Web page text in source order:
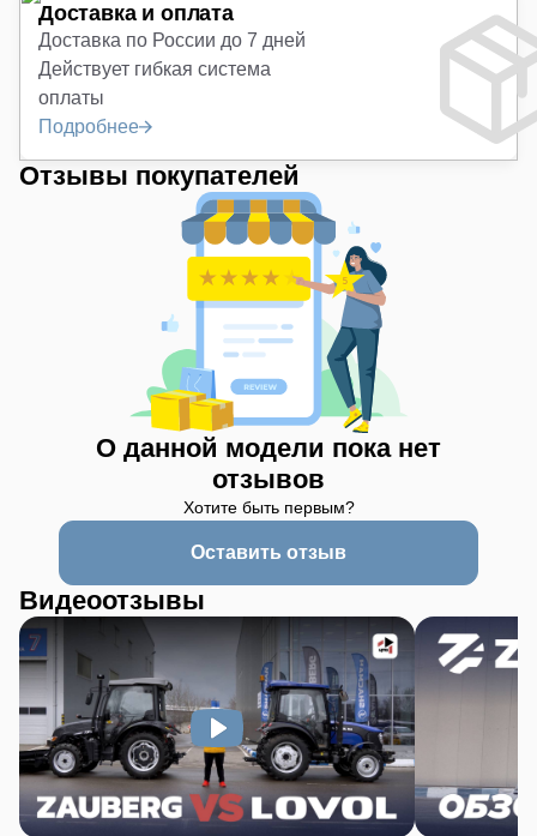
Доставка и оплата
Доставка по России до 7 дней
Действует гибкая система
оплаты
Подробнее
Отзывы покупателей
О данной модели пока нет
отзывов
Хотите быть первым?
Оставить отзыв
Видеоотзывы